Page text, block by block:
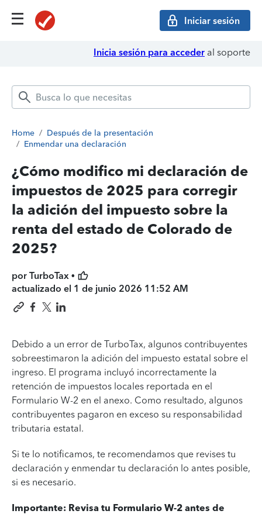
Iniciar sesión
Inicia sesión para acceder al soporte
Home / Después de la presentación
/ Enmendar una declaración
¿Cómo modifico mi declaración de
impuestos de 2025 para corregir
la adición del impuesto sobre la
renta del estado de Colorado de
2025?
por TurboTax •
actualizado el 1 de junio 2026 11:52 AM
Debido a un error de TurboTax, algunos contribuyentes
sobreestimaron la adición del impuesto estatal sobre el
ingreso. El programa incluyó incorrectamente la
retención de impuestos locales reportada en el
Formulario W-2 en el anexo. Como resultado, algunos
contribuyentes pagaron en exceso su responsabilidad
tributaria estatal.
Si te lo notificamos, te recomendamos que revises tu
declaración y enmendar tu declaración lo antes posible,
si es necesario.
Importante: Revisa tu Formulario W-2 antes de